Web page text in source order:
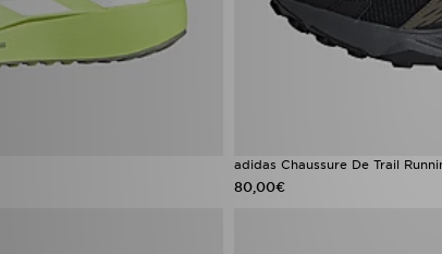
adidas Chaussure De Trail
80,00€